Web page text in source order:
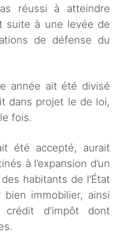
réussi à atteindre
suite à une levée de
de défense du
année ait été divisé
dans projet le de loi,
fois.
été accepté, aurait
à l’expansion d’un
habitants de l’État
immobilier, ainsi
d’impôt dont